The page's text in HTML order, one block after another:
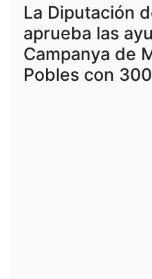
La Diputación
aprueba las
Campanya de
Pobles con